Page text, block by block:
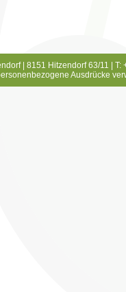
| 8151 Hitzendorf 63/11 |
Ausdrücke